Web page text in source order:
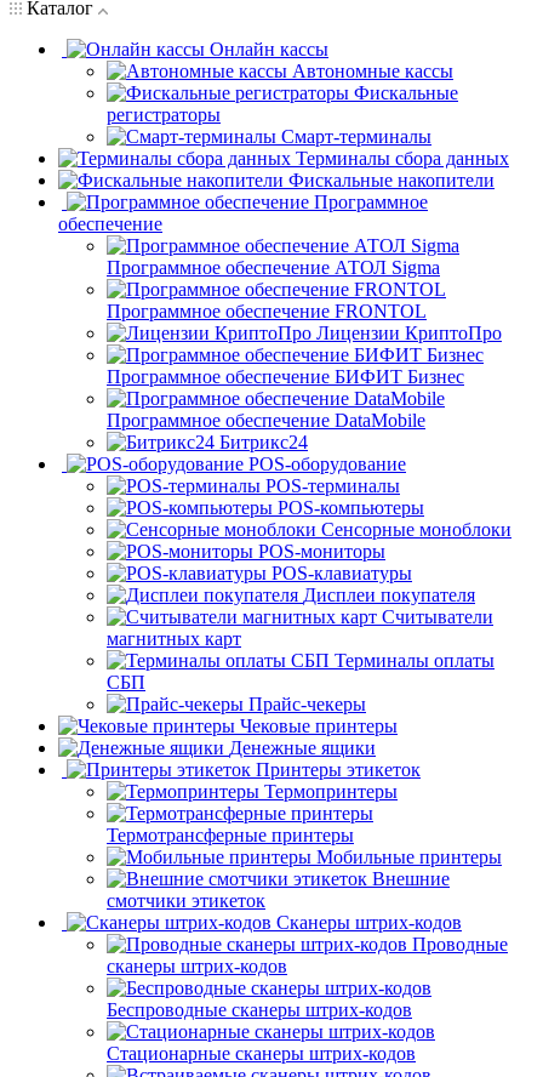
Каталог
Онлайн кассы
Автономные кассы
Фискальные
регистраторы
Смарт-терминалы
Терминалы сбора данных
Фискальные накопители
Программное
обеспечение
Программное обеспечение АТОЛ Sigma
Программное обеспечение FRONTOL
Лицензии КриптоПро
Программное обеспечение БИФИТ Бизнес
Программное обеспечение DataMobile
Битрикс24
POS-оборудование
POS-терминалы
POS-компьютеры
Сенсорные моноблоки
POS-мониторы
POS-клавиатуры
Дисплеи покупателя
Считыватели
магнитных карт
Терминалы оплаты
СБП
Прайс-чекеры
Чековые принтеры
Денежные ящики
Принтеры этикеток
Термопринтеры
Термотрансферные принтеры
Мобильные принтеры
Внешние
смотчики этикеток
Сканеры штрих-кодов
Проводные
сканеры штрих-кодов
Беспроводные сканеры штрих-кодов
Стационарные сканеры штрих-кодов